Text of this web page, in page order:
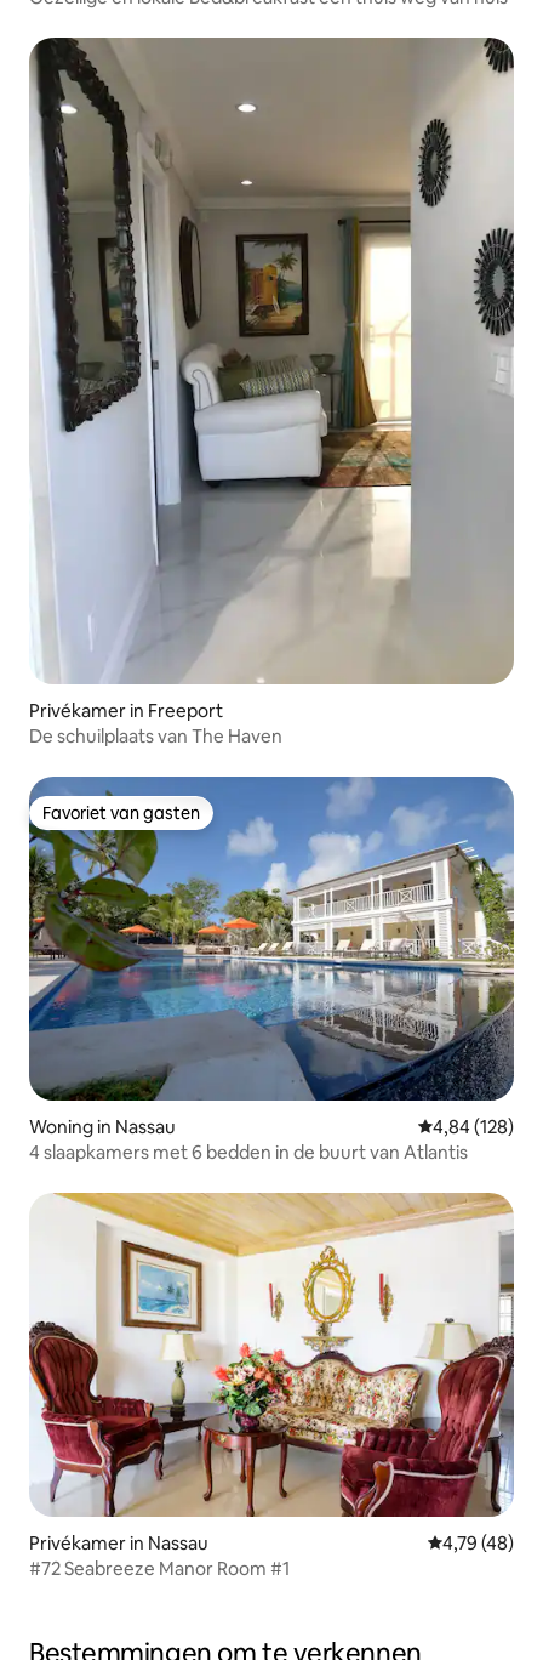
Privékamer in Freeport
De schuilplaats van The Haven
Favoriet van gasten
Favoriet van gasten
Woning in Nassau Gemiddelde
4,84 (128)
4 slaapkamers met 6 bedden in de buurt van Atlantis
Privékamer in Nassau Gemiddelde
4,79 (48)
#72 Seabreeze Manor Room #1
Bestemmingen om te verkennen